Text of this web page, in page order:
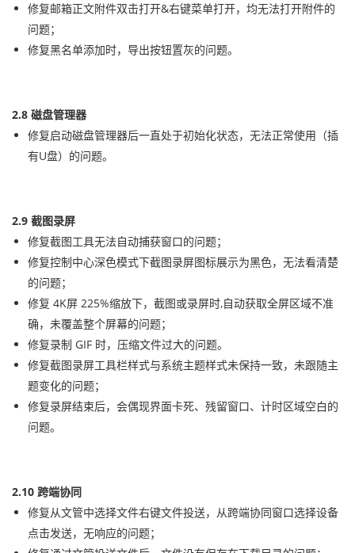
修复邮箱正文附件双击打开&右键菜单打开，均无法打开附件的
问题；
修复黑名单添加时，导出按钮置灰的问题。
2.8 磁盘管理器
修复启动磁盘管理器后一直处于初始化状态，无法正常使用（插
有U盘）的问题。
2.9 截图录屏
修复截图工具无法自动捕获窗口的问题；
修复控制中心深色模式下截图录屏图标展示为黑色，无法看清楚
的问题；
修复 4K屏 225%缩放下，截图或录屏时,自动获取全屏区域不准
确，未覆盖整个屏幕的问题；
修复录制 GIF 时，压缩文件过大的问题。
修复截图录屏工具栏样式与系统主题样式未保持一致，未跟随主
题变化的问题；
修复录屏结束后，会偶现界面卡死、残留窗口、计时区域空白的
问题。
2.10 跨端协同
修复从文管中选择文件右键文件投送，从跨端协同窗口选择设备
点击发送，无响应的问题；